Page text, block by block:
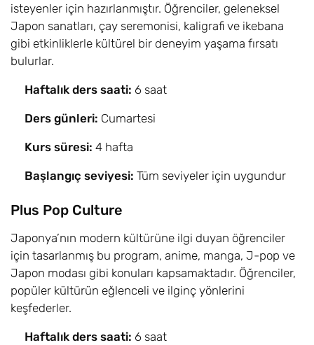
isteyenler için hazırlanmıştır. Öğrenciler, geleneksel
Japon sanatları, çay seremonisi, kaligrafi ve ikebana
gibi etkinliklerle kültürel bir deneyim yaşama fırsatı
bulurlar.
Haftalık ders saati: 6 saat
Ders günleri: Cumartesi
Kurs süresi: 4 hafta
Başlangıç seviyesi: Tüm seviyeler için uygundur
Plus Pop Culture
Japonya’nın modern kültürüne ilgi duyan öğrenciler
için tasarlanmış bu program, anime, manga, J-pop ve
Japon modası gibi konuları kapsamaktadır. Öğrenciler,
popüler kültürün eğlenceli ve ilginç yönlerini
keşfederler.
Haftalık ders saati: 6 saat